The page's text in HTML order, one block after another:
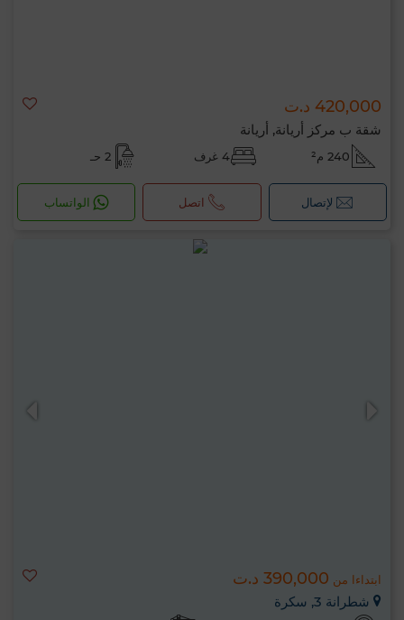
420,000 د.ت
شقة ب مركز أريانة, أريانة
240 م² 4 غرف 2 حـ
لإتصال اتصل الواتساب
ابتداءا من 390,000 د.ت
شطرانة 3, سكرة